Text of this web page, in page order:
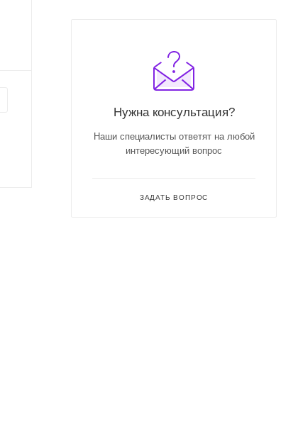
Нужна консультация?
Наши специалисты ответят на любой
интересующий вопрос
ЗАДАТЬ ВОПРОС